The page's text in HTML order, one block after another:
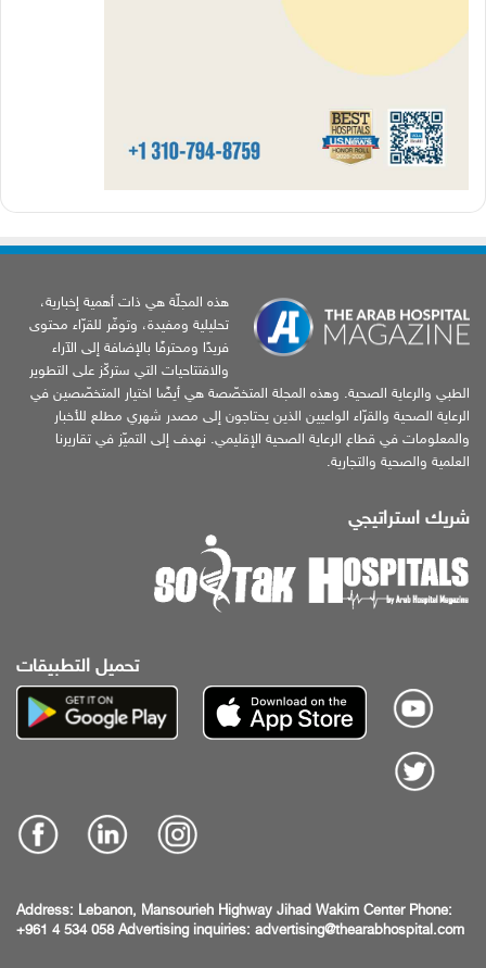
هذه المجلّة هي ذات أهمية إخبارية،
تحليلية ومفيدة، وتوفّر للقرّاء محتوى
فريدًا ومحترفًا بالإضافة إلى الآراء
والافتتاحيات التي ستركّز على التطوير
الطبي والرعاية الصحية. وهذه المجلة المتخصّصة هي أيضًا اختيار المتخصّصين في
الرعاية الصحية والقرّاء الواعيين الذين يحتاجون إلى مصدر شهري مطلع للأخبار
والمعلومات في قطاع الرعاية الصحية الإقليمي. نهدف إلى التميّز في تقاريرنا
العلمية والصحية والتجارية.
شريك استراتيجي
تحميل التطبيقات
Address: Lebanon, Mansourieh Highway Jihad Wakim Center Phone:
+961 4 534 058 Advertising inquiries: advertising@thearabhospital.com